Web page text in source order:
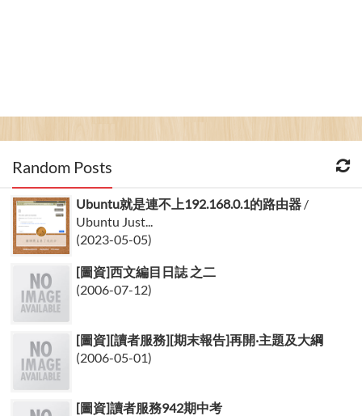
Random Posts
Ubuntu就是連不上192.168.0.1的路由器 /
Ubuntu Just...
(2023-05-05)
[圖資]西文編目日誌 之二
(2006-07-12)
[圖資][讀者服務][期末報告]再開‧主題及大綱
(2006-05-01)
[圖資]讀者服務942期中考